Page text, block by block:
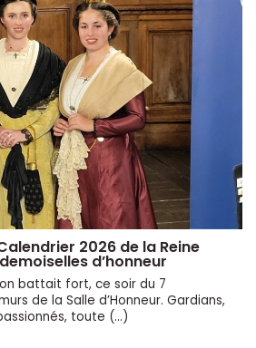
2026 de la Reine
d’honneur
battait fort, ce soir du 7
de la Salle d’Honneur. Gardians,
toute (…)